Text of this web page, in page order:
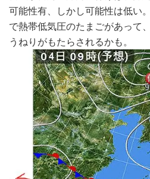
可能性有、しかし可能性は低い
で熱帯低気圧のたまごがあって
うねりがもたらされるかも。